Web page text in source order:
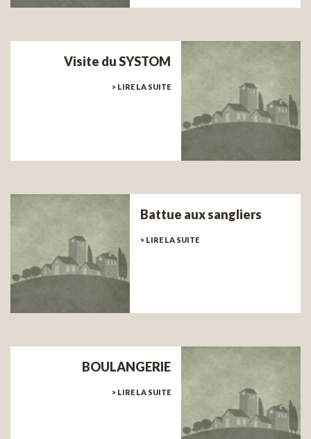
Visite du SYSTOM
> LIRE LA SUITE
Battue aux sangliers
> LIRE LA SUITE
BOULANGERIE
> LIRE LA SUITE